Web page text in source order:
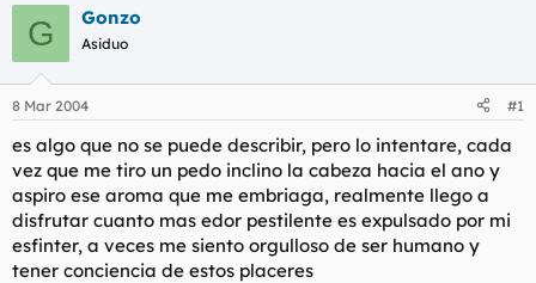
i
c
a
d
o
e
l
t
e
m
c
a
i
n
c
i
o
G Gonzo
Asiduo
8 Mar 2004 #1
es algo que no se puede describir, pero lo intentare, cada
vez que me tiro un pedo inclino la cabeza hacia el ano y
aspiro ese aroma que me embriaga, realmente llego a
disfrutar cuanto mas edor pestilente es expulsado por mi
esfinter, a veces me siento orgulloso de ser humano y
tener conciencia de estos placeres